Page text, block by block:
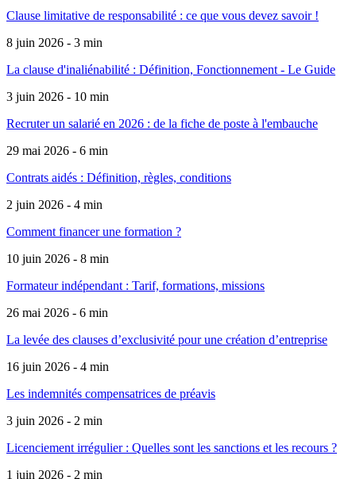
Clause limitative de responsabilité : ce que vous devez savoir !
8 juin 2026 - 3 min
La clause d'inaliénabilité : Définition, Fonctionnement - Le Guide
3 juin 2026 - 10 min
Recruter un salarié en 2026 : de la fiche de poste à l'embauche
29 mai 2026 - 6 min
Contrats aidés : Définition, règles, conditions
2 juin 2026 - 4 min
Comment financer une formation ?
10 juin 2026 - 8 min
Formateur indépendant : Tarif, formations, missions
26 mai 2026 - 6 min
La levée des clauses d’exclusivité pour une création d’entreprise
16 juin 2026 - 4 min
Les indemnités compensatrices de préavis
3 juin 2026 - 2 min
Licenciement irrégulier : Quelles sont les sanctions et les recours ?
1 juin 2026 - 2 min